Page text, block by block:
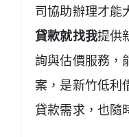
司協助辦理才能
貸款就找我提供
詢與估價服務，
案，是新竹低利
貸款需求，也隨